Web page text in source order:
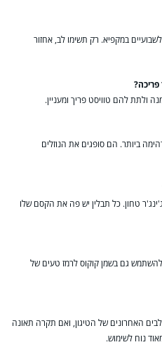
במקפיא. רק תשימו לב, אחזור
ולתת להם טוויסט פריך ומעניין.
ביותר. הם סופגים את הנוזלים
טחון. כל תבלין יש פה את הקסם שלו
גם בשמן קוקוס לרמז טעים של
האחרונים של הטיגון, ואם תקרה תאונה
נוח לשימוש.